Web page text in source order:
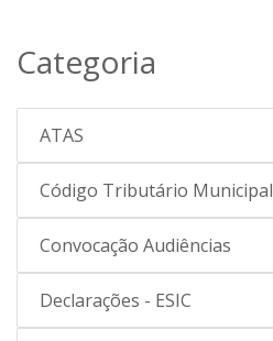
Categoria
ATAS
Código Tributário Municipal
Convocação Audiências
Declarações - ESIC